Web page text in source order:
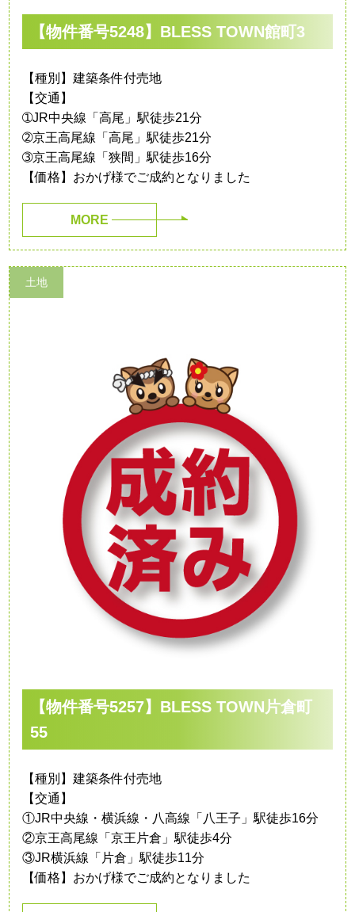
【物件番号5248】BLESS TOWN館町3
【種別】建築条件付売地
【交通】
➀JR中央線「高尾」駅徒歩21分
➁京王高尾線「高尾」駅徒歩21分
➂京王高尾線「狭間」駅徒歩16分
【価格】おかげ様でご成約となりました
MORE
土地
【物件番号5257】BLESS TOWN片倉町
55
【種別】建築条件付売地
【交通】
①JR中央線・横浜線・八高線「八王子」駅徒歩16分
②京王高尾線「京王片倉」駅徒歩4分
③JR横浜線「片倉」駅徒歩11分
【価格】おかげ様でご成約となりました